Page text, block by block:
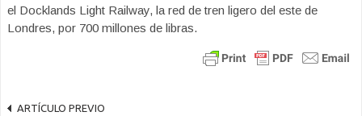
el Docklands Light Railway, la red de tren ligero del este de
Londres, por 700 millones de libras.
ARTÍCULO PREVIO